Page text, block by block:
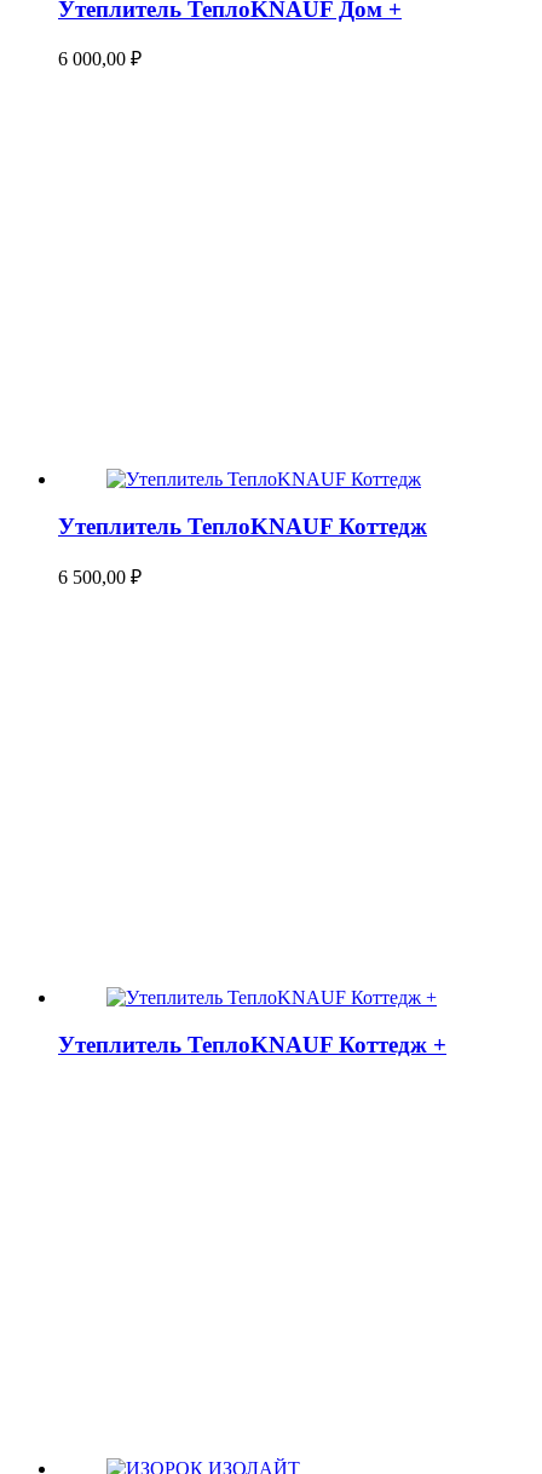
Утеплитель ТеплоKNAUF Дом +
6 000,00 ₽
Утеплитель ТеплоKNAUF Коттедж
6 500,00 ₽
Утеплитель ТеплоKNAUF Коттедж +